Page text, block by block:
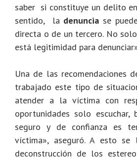
saber si constituye un delito
sentido, la denuncia se
directa o de un tercero. No
está legitimidad para
Una de las recomendaciones
trabajado este tipo de
atender a la víctima con
oportunidades solo escuchar,
seguro y de confianza es
víctima», aseguró. A esto
deconstrucción de los